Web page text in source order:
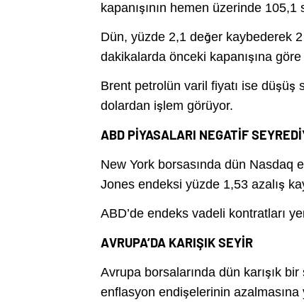
kapanışının hemen üzerinde
Dün, yüzde 2,1 değer kaybederek
dakikalarda önceki kapanışına
Brent petrolün varil fiyatı ise
dolardan işlem görüyor.
ABD PİYASALARI NEGATİF
New York borsasında dün Nasdaq
Jones endeksi yüzde 1,53 azalış
ABD’de endeks vadeli kontratları
AVRUPA’DA KARIŞIK SEYİR
Avrupa borsalarında dün karışık
enflasyon endişelerinin azalmasına